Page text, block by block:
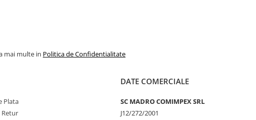
mai multe in Politica de Confidentialitate
Plata
Retur
DATE COMERCIALE
SC MADRO COMIMPEX SRL
J12/272/2001